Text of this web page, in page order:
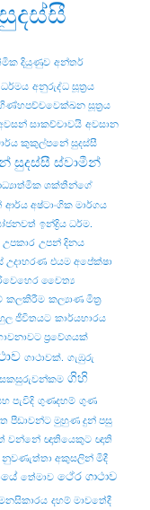
දියුණුව අන්තර්
අනුරුද්ධ සූත්‍රය
සූත්‍රය
සාකච්චාවයි අවසාන
කුකුල්පනේ සුදස්සී
සුදස්සී ස්වාමීන්
ශක්තීන්ගේ
ආර්ය අෂ්ටාංගික මාර්ගය
ඉන්ද්‍රිය ධර්ම.
උපකාර උපන් දිනය
උදාහරණ එයම අපේක්ෂා
චෛත්‍ය
කලකිරීම කල්‍යාණ මිත්‍ර
ජීවිතයට කාර්යභාරය
ප්‍රවේශයක්
ගාථාවක්. ගැඹුරු
ගිහි
පැවිදි ගුණදහම් ගුණ
පීඩාවන්ට මුහුණ දුන් පසු
වන්නේ ඥාතියෙකුට ඥාති
නුවණැත්තා අකුසලින් මිදී
තේමාව ථේර ගාථාව
දහම් මාවතේදී